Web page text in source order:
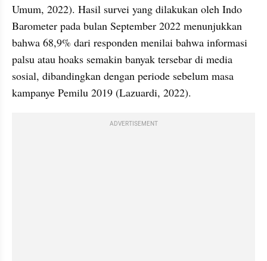
Umum, 2022). Hasil survei yang dilakukan oleh Indo
Barometer pada bulan September 2022 menunjukkan
bahwa 68,9% dari responden menilai bahwa informasi
palsu atau hoaks semakin banyak tersebar di media
sosial, dibandingkan dengan periode sebelum masa
kampanye Pemilu 2019 (Lazuardi, 2022).
ADVERTISEMENT